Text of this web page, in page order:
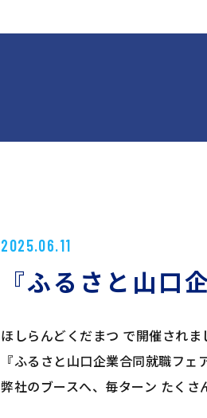
2025.06.11
『ふるさと山口
ほしらんどくだまつ で開催されま
『ふるさと山口企業合同就職フェ
弊社のブースへ、毎ターン たくさ